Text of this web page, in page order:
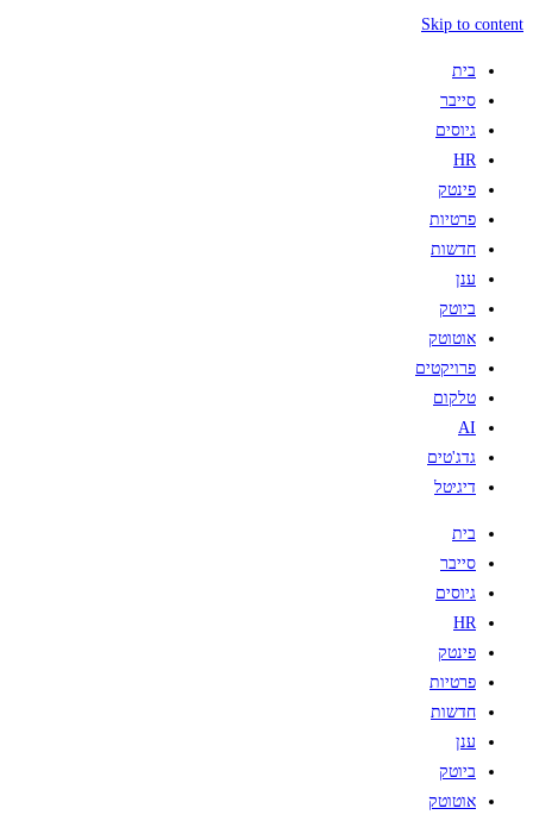
Skip to content
בית
סייבר
גיוסים
HR
פינטק
פרטיות
חדשות
ענן
ביוטק
אוטוטק
פרויקטים
טלקום
AI
גדג'טים
דיגיטל
בית
סייבר
גיוסים
HR
פינטק
פרטיות
חדשות
ענן
ביוטק
אוטוטק